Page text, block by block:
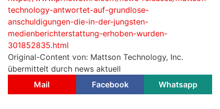
technology-antwortet-auf-grundlose-
anschuldigungen-die-in-der-jungsten-
medienberichterstattung-erhoben-wurden-
301852835.html
Original-Content von: Mattson Technology, Inc.
übermittelt durch news aktuell
Mail
Facebook Whatsapp